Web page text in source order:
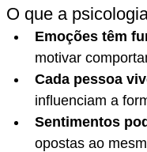
O que a
Emoções têm
motivar
Cada pessoa
influenciam a
Sentimentos
opostas ao